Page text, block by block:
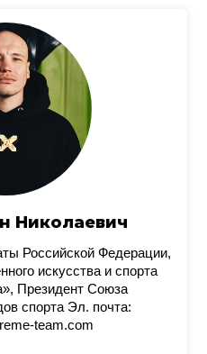
Николаевич
Российской Федерации,
искусства и спорта
Президент Союза
спорта Эл. почта:
team.com